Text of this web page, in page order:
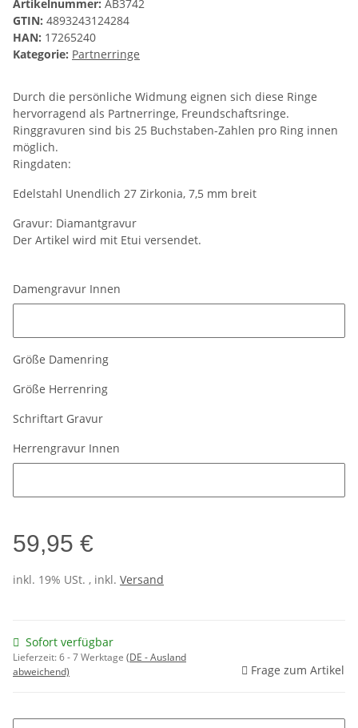
Artikelnummer: AB3742
GTIN: 4893243124284
HAN: 17265240
Kategorie: Partnerringe
Durch die persönliche Widmung eignen sich diese Ringe
hervorragend als Partnerringe, Freundschaftsringe.
Ringgravuren sind bis 25 Buchstaben-Zahlen pro Ring innen
möglich.
Ringdaten:
Edelstahl Unendlich 27 Zirkonia, 7,5 mm breit
Gravur: Diamantgravur
Der Artikel wird mit Etui versendet.
Damengravur Innen
Größe Damenring
Größe Herrenring
Schriftart Gravur
Herrengravur Innen
59,95 €
inkl. 19% USt. , inkl. Versand
Sofort verfügbar
Lieferzeit:6 - 7 Werktage (DE - Ausland
abweichend)
Frage zum Artikel